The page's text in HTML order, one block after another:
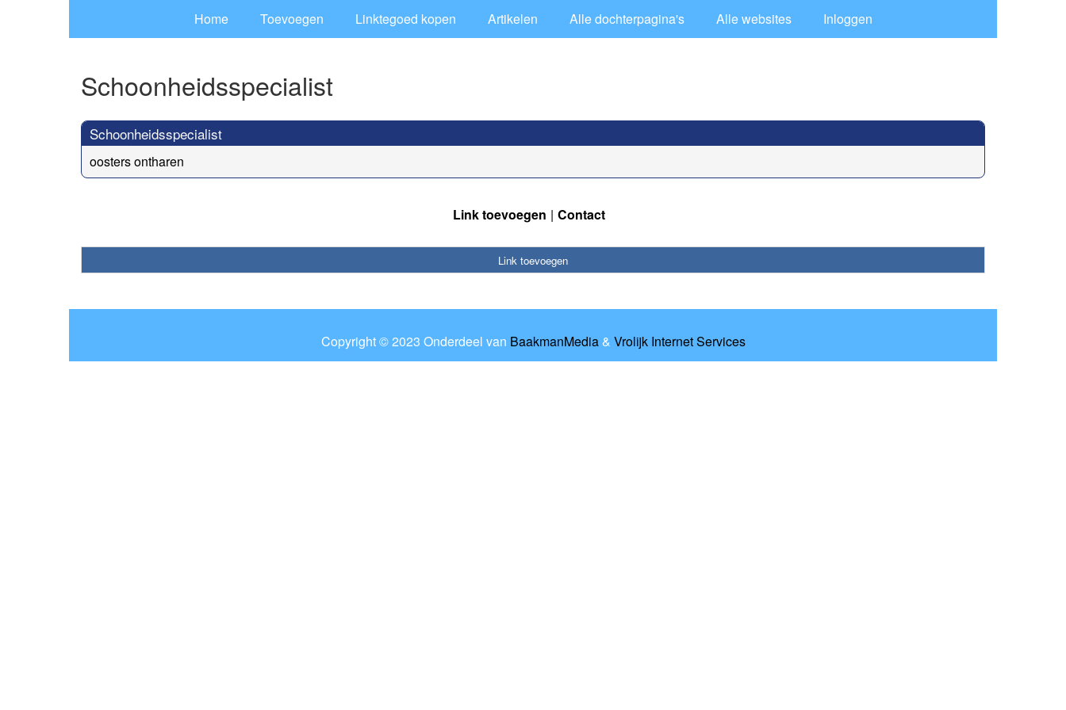
Home Toevoegen Linktegoed kopen Artikelen Alle dochterpagina's Alle websites Inloggen
Schoonheidsspecialist
Schoonheidsspecialist
oosters ontharen
Link toevoegen Contact
Link toevoegen
Copyright © 2023 Onderdeel van BaakmanMedia& Vrolijk Internet Services